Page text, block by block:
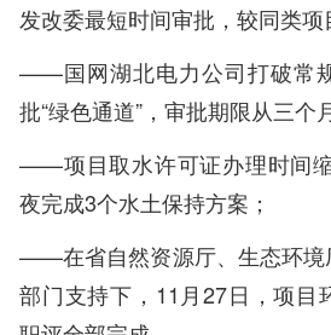
发改委最短时间审批，较同类项
——国网湖北电力公司打破常
批“绿色通道”，审批期限从三个
——项目取水许可证办理时间
夜完成3个水土保持方案；
——在省自然资源厅、生态环境
部门支持下，11月27日，项目